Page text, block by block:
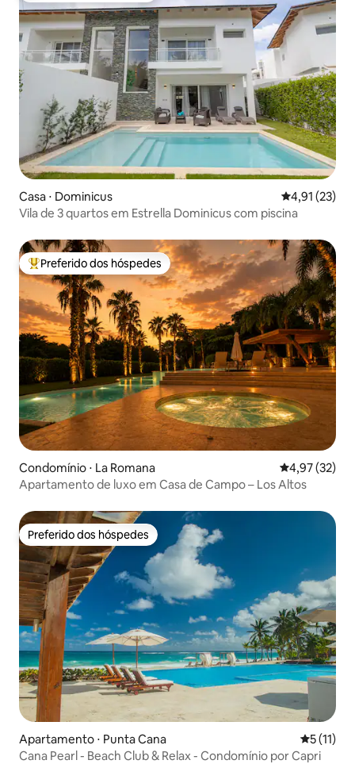
Casa ⋅ Dominicus 4,91 de uma
4,91 (23)
Vila de 3 quartos em Estrella Dominicus com piscina
Entre os melhores preferidos dos hóspedes
Preferido dos hóspedes
Condomínio ⋅ La Romana 4,97 de uma
4,97 (32)
Apartamento de luxo em Casa de Campo – Los Altos
Preferido dos hóspedes
Preferido dos hóspedes
Apartamento ⋅ Punta Cana 5 de uma
5 (11)
Cana Pearl - Beach Club & Relax - Condomínio por Capri